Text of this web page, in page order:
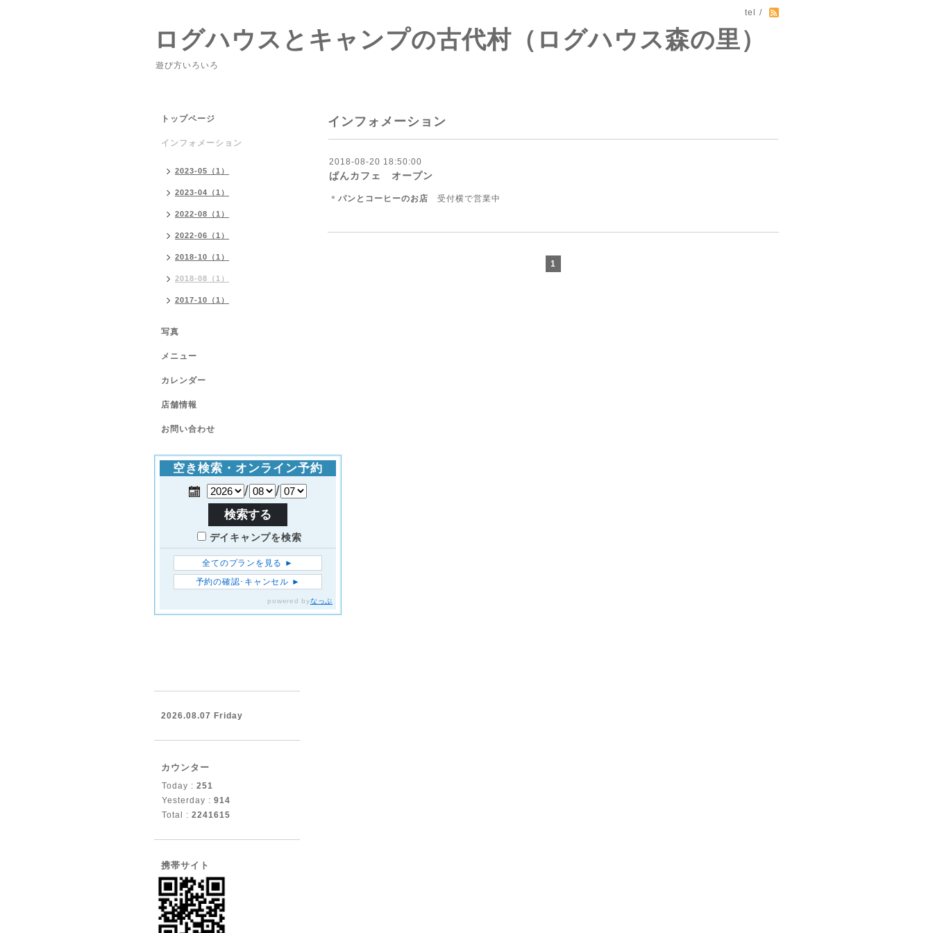
tel /
ログハウスとキャンプの古代村（ログハウス森の里）
遊び方いろいろ
インフォメーション
2018-08-20 18:50:00
ぱんカフェ オープン
＊ パンとコーヒーのお店 受付横で営業中
1
トップページ
インフォメーション
2023-05（1）
2023-04（1）
2022-08（1）
2022-06（1）
2018-10（1）
2018-08（1）
2017-10（1）
写真
メニュー
カレンダー
店舗情報
お問い合わせ
2026.08.07 Friday
カウンター
Today : 251
Yesterday : 914
Total : 2241615
携帯サイト